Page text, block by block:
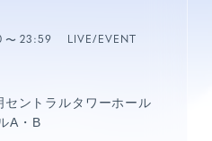
23:59 LIVE/EVENT
ントラルタワーホール
A・B